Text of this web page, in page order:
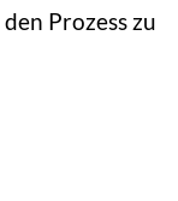
Prozess zu